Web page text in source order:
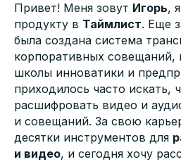
Привет! Меня зовут Игорь,
продукту в Таймлист. Еще
была создана система
корпоративных совещаний,
школы инноватики и
приходилось часто искать,
расшифровать видео и
и совещаний. За свою
десятки инструментов для
и видео, и сегодня хочу